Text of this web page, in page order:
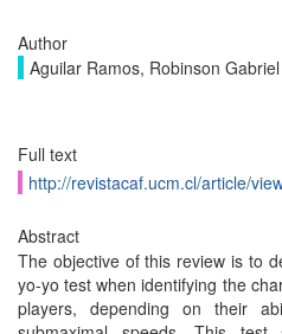
Author
Aguilar Ramos, Robinson Gabriel
Full text
http://revistacaf.ucm.cl/article/
Abstract
The objective of this review is to
yo-yo test when identifying the
players, depending on their